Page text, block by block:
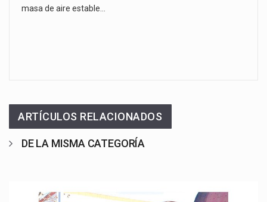
masa de aire estable…
ARTÍCULOS RELACIONADOS
DE LA MISMA CATEGORÍA